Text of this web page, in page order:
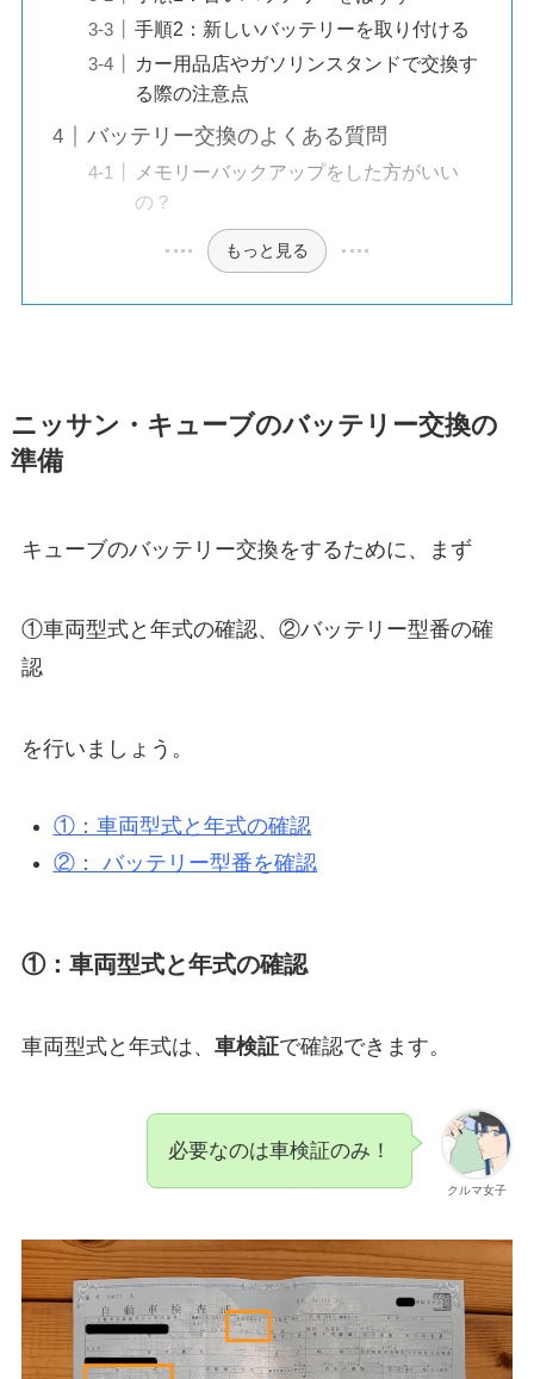
手順2：新しいバッテリーを取り付ける
カー用品店やガソリンスタンドで交換す
る際の注意点
バッテリー交換のよくある質問
メモリーバックアップをした方がいい
の？
もっと見る
ニッサン・キューブのバッテリー交換の
準備
キューブのバッテリー交換をするために、まず
①車両型式と年式の確認、②バッテリー型番の確
認
を行いましょう。
①：車両型式と年式の確認
②： バッテリー型番を確認
①：車両型式と年式の確認
車両型式と年式は、 車検証で確認できます。
クルマ女子
必要なのは車検証のみ！